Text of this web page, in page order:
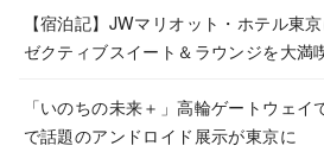
【宿泊記】JWマリオット・ホテル東
ゼクティブスイート＆ラウンジを大満
「いのちの未来＋」高輪ゲートウェ
で話題のアンドロイド展示が東京に